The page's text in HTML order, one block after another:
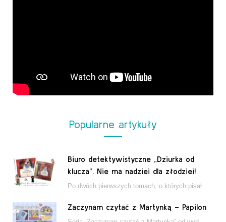
Popularne artykuły
Biuro detektywistyczne „Dziurka od
klucza”. Nie ma nadziei dla złodziei!
Zaczynam czytać z Martynką – Papilon